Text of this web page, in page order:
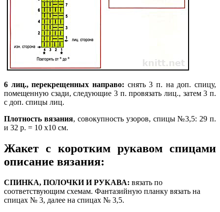
6 лиц., перекрещенных направо: снять 3 п. на доп. спицу,
помещенную сзади, следующие 3 п. провязать лиц., затем 3 п.
с доп. спицы лиц.
Плотность вязания, совокупность узоров, спицы №3,5: 29 п.
и 32 р. = 10 x10 см.
Жакет с коротким рукавом спицами
описание вязания:
СПИНКА, ПОЛОЧКИ И РУКАВА: вязать по
соответствующим схемам. Фантазийную планку вязать на
спицах № 3, далее на спицах № 3,5.